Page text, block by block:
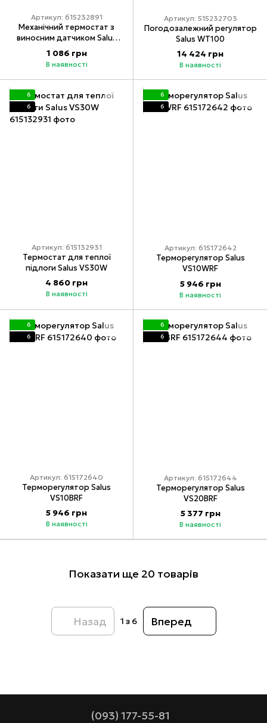
Артикул: 615232891
Механічний термостат з
виносним датчиком Salus
AT10F
1 086 грн
В наявності
Артикул: 515232703
Погодозалежний регулятор
Salus WT100
14 424 грн
В наявності
6
6
Артикул: 615132931
Термостат для теплої
підлоги Salus VS30W
4 860 грн
В наявності
6
6
Артикул: 615172642
Терморегулятор Salus
VS10WRF
5 946 грн
В наявності
6
6
Артикул: 615172640
Терморегулятор Salus
VS10BRF
5 946 грн
В наявності
6
6
Артикул: 615172644
Терморегулятор Salus
VS20BRF
5 377 грн
В наявності
Показати ще 20 товарів
Назад 1 з 6 Вперед
(093) 177-55-81